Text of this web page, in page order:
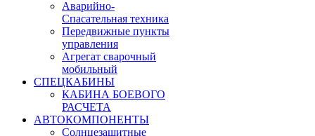
Аварийно-
Спасательная техника
Передвижные пункты
управления
Агрегат сварочный
мобильный
СПЕЦКАБИНЫ
КАБИНА БОЕВОГО
РАСЧЕТА
АВТОКОМПОНЕНТЫ
Солнцезащитные